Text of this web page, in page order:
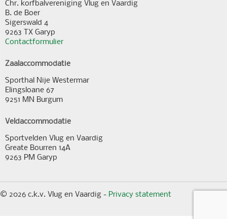
Chr. korfbalvereniging Vlug en Vaardig
B. de Boer
Sigerswald 4
9263 TX Garyp
Contactformulier
Zaalaccommodatie
Sporthal Nije Westermar
Elingsloane 67
9251 MN Burgum
Veldaccommodatie
Sportvelden Vlug en Vaardig
Greate Bourren 14A
9263 PM Garyp
© 2026 c.k.v. Vlug en Vaardig - Privacy statement